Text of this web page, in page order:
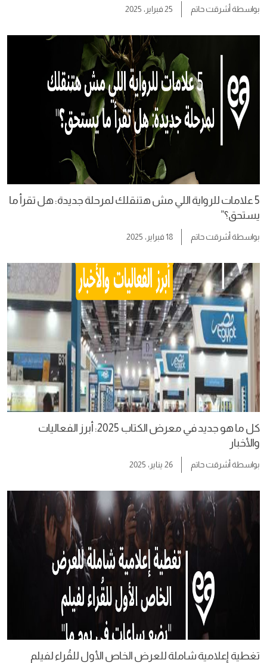
بواسطةأشرقت حاتم 25 فبراير، 2025
5 علامات للرواية اللي مش هتنقلك لمرحلة جديدة: هل تقرأ ما
يستحق؟”
بواسطةأشرقت حاتم 18 فبراير، 2025
كل ما هو جديد في معرض الكتاب 2025: أبرز الفعاليات
والأخبار
بواسطةأشرقت حاتم 26 يناير، 2025
تغطية إعلامية شاملة للعرض الخاص الأول للقُراء لفيلم